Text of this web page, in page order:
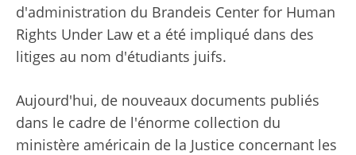
d'administration du Brandeis Center for Human
Rights Under Law et a été impliqué dans des
litiges au nom d'étudiants juifs.
Aujourd'hui, de nouveaux documents publiés
dans le cadre de l'énorme collection du
ministère américain de la Justice concernant les